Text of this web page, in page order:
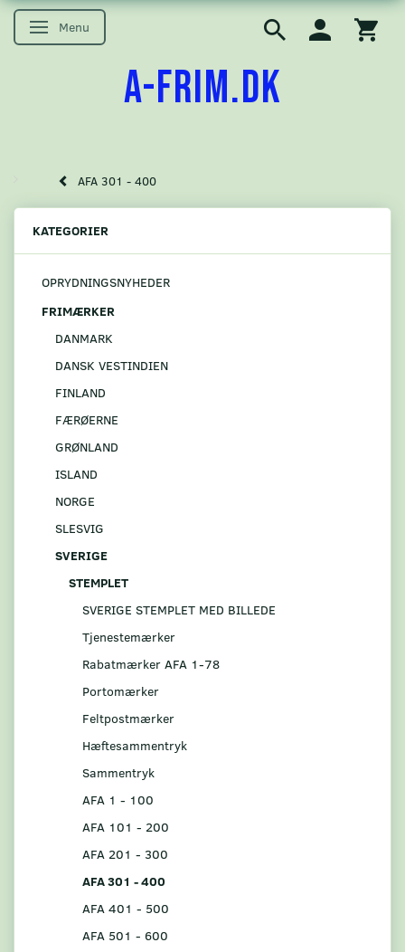
Skifte navigation
Menu
A-FRIM.DK
AFA 301 - 400
KATEGORIER
OPRYDNINGSNYHEDER
FRIMÆRKER
DANMARK
DANSK VESTINDIEN
FINLAND
FÆRØERNE
GRØNLAND
ISLAND
NORGE
SLESVIG
SVERIGE
STEMPLET
SVERIGE STEMPLET MED BILLEDE
Tjenestemærker
Rabatmærker AFA 1-78
Portomærker
Feltpostmærker
Hæftesammentryk
Sammentryk
AFA 1 - 100
AFA 101 - 200
AFA 201 - 300
AFA 301 - 400
AFA 401 - 500
AFA 501 - 600